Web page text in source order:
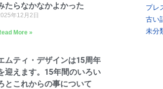
たらなかなかよかった
年12月2日
More »
ムティ・デザインは15周年
迎えます。15年間のいろい
とこれからの事について
プレ
古い
未分